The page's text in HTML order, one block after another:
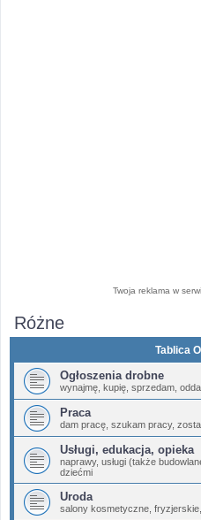
Twoja reklama w
Różne
Tablica
Ogłoszenia drobne
wynajmę, kupię, sprzedam,
Praca
dam pracę, szukam pracy,
Usługi, edukacja, opieka
naprawy, usługi (także
dziećmi
Uroda
salony kosmetyczne,